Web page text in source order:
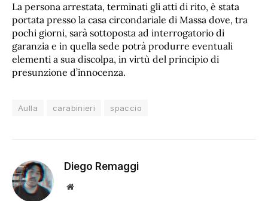
La persona arrestata, terminati gli atti di rito, è stata
portata presso la casa circondariale di Massa dove, tra
pochi giorni, sarà sottoposta ad interrogatorio di
garanzia e in quella sede potrà produrre eventuali
elementi a sua discolpa, in virtù del principio di
presunzione d’innocenza.
Aulla carabinieri spaccio
Diego Remaggi
Sito